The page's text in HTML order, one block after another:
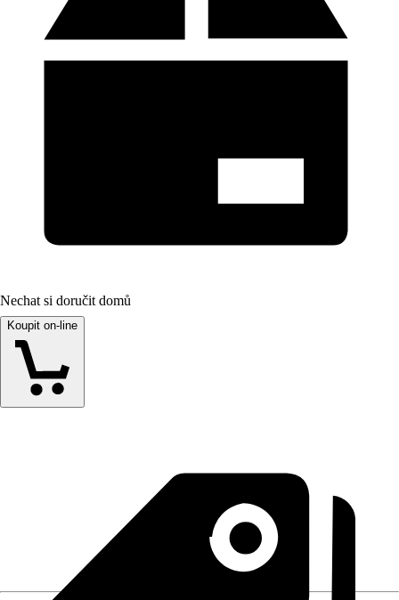
Nechat si doručit domů
Koupit on-line